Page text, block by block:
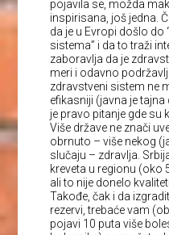
pojavila se, možda
inspirisana, još jedna.
da je u Evropi došlo do
sistema” i da to traži
zaboravlja da je
meri i odavno
zdravstveni sistem ne
efikasniji (javna je
je pravo pitanje gde su
Više države ne znači
obrnuto – više nekog
slučaju – zdravlja.
kreveta u regionu (oko
ali to nije donelo
Takođe, čak i da
rezervi, trebaće vam
pojavi 10 puta više